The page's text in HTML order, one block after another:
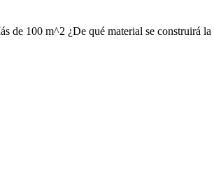
100 m^2 ¿De qué material se construirá